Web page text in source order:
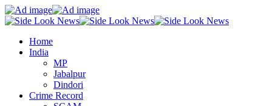
Home
India
MP
Jabalpur
Dindori
Crime Record